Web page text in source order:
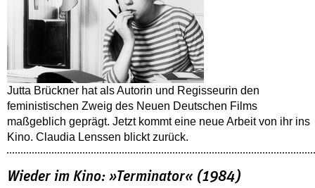
Jutta Brückner hat als Autorin und Regisseurin den
feministischen Zweig des Neuen Deutschen Films
maßgeblich geprägt. Jetzt kommt eine neue Arbeit von ihr ins
Kino. Claudia Lenssen blickt zurück.
Wieder im Kino: »Terminator« (1984)